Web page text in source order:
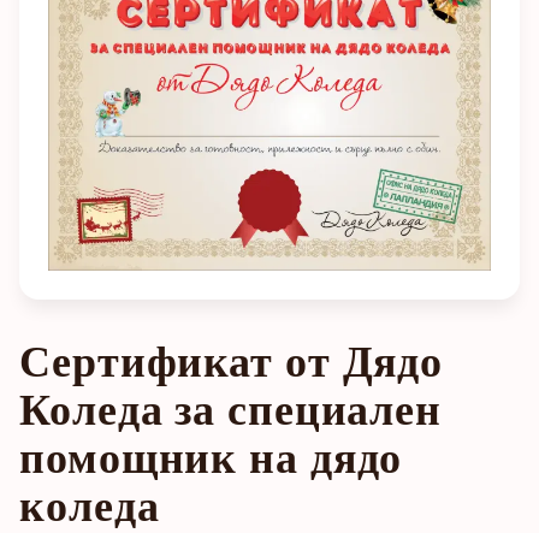
Сертификат от Дядо
Коледа за специален
помощник на дядо
коледа